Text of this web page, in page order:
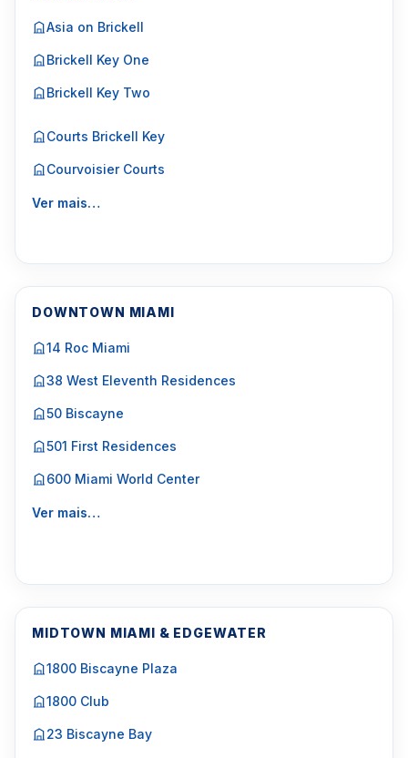
Asia on Brickell
Brickell Key One
Brickell Key Two
Courts Brickell Key
Courvoisier Courts
Ver mais…
DOWNTOWN MIAMI
14 Roc Miami
38 West Eleventh Residences
50 Biscayne
501 First Residences
600 Miami World Center
Ver mais…
MIDTOWN MIAMI & EDGEWATER
1800 Biscayne Plaza
1800 Club
23 Biscayne Bay